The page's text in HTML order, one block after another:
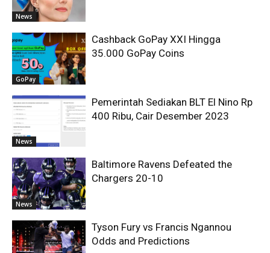
News
GoPay
Cashback GoPay XXI Hingga
35.000 GoPay Coins
News
Pemerintah Sediakan BLT El Nino Rp
400 Ribu, Cair Desember 2023
News
Baltimore Ravens Defeated the
Chargers 20-10
Tyson Fury vs Francis Ngannou
Odds and Predictions